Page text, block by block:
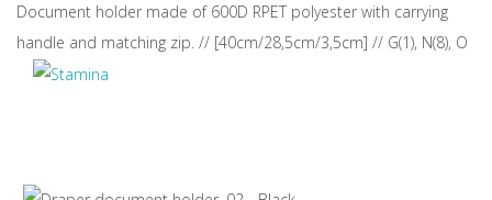
Document holder made of 600D RPET polyester with carrying
handle and matching zip. // [40cm/28,5cm/3,5cm] // G(1), N(8), O